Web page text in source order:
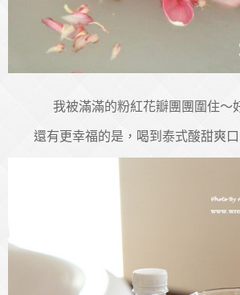
我被滿滿的粉紅花瓣團團圍住～
還有更幸福的是，喝到泰式酸甜爽